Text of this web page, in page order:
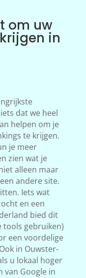
om uw
in
dat we heel
helpen om je
te krijgen.
je meer
zien wat je
alleen maar
andere site.
Iets wat
en een
bied dit
tools gebruiken)
een voordelige
in Ouwster-
u lokaal hoger
van Google in